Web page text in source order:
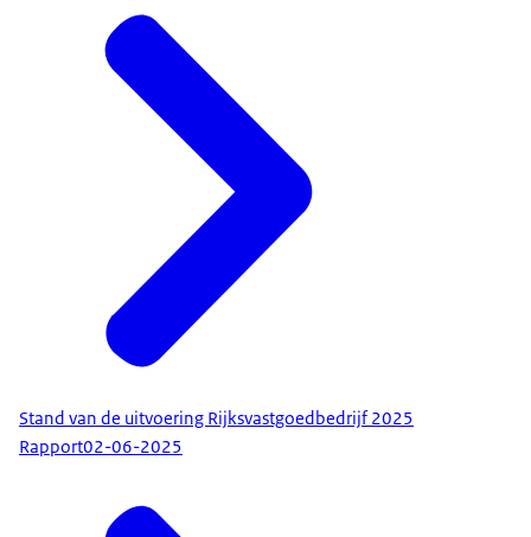
Stand van de uitvoering Rijksvastgoedbedrijf 2025
Rapport02-06-2025